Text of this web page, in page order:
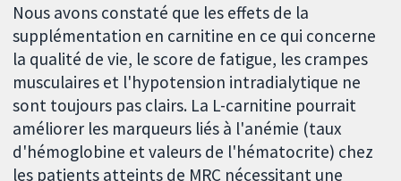
Nous avons constaté que les effets de la
supplémentation en carnitine en ce qui concerne
la qualité de vie, le score de fatigue, les crampes
musculaires et l'hypotension intradialytique ne
sont toujours pas clairs. La L-carnitine pourrait
améliorer les marqueurs liés à l'anémie (taux
d'hémoglobine et valeurs de l'hématocrite) chez
les patients atteints de MRC nécessitant une